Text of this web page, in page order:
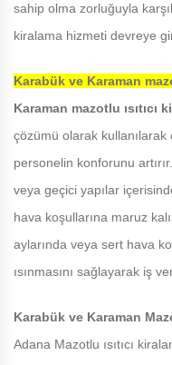
sahip olma zorluğuyla
kiralama hizmeti devreye
Karabük ve Karaman
Karaman mazotlu ısıtıcı
çözümü olarak kullanılarak
personelin konforunu
veya geçici yapılar
hava koşullarına maruz
aylarında veya sert hava
ısınmasını sağlayarak iş
Karabük ve Karaman
Adana Mazotlu ısıtıcı